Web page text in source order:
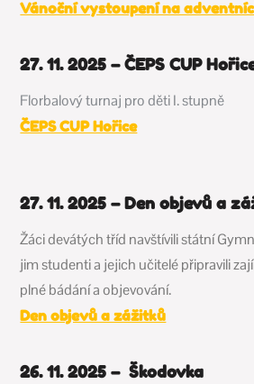
Vánoční vystoupení na
27. 11. 2025 – ČEPS CUP
Florbalový turnaj pro děti I. stupně
ČEPS CUP Hořice
27. 11. 2025 – Den objevů a
Žáci devátých tříd navštívili státní
jim studenti a jejich učitelé připravili
plné bádání a objevování.
Den objevů a zážitků
26. 11. 2025 – Škodovka